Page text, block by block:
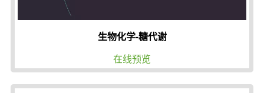
生物化学-糖代谢
在线预览